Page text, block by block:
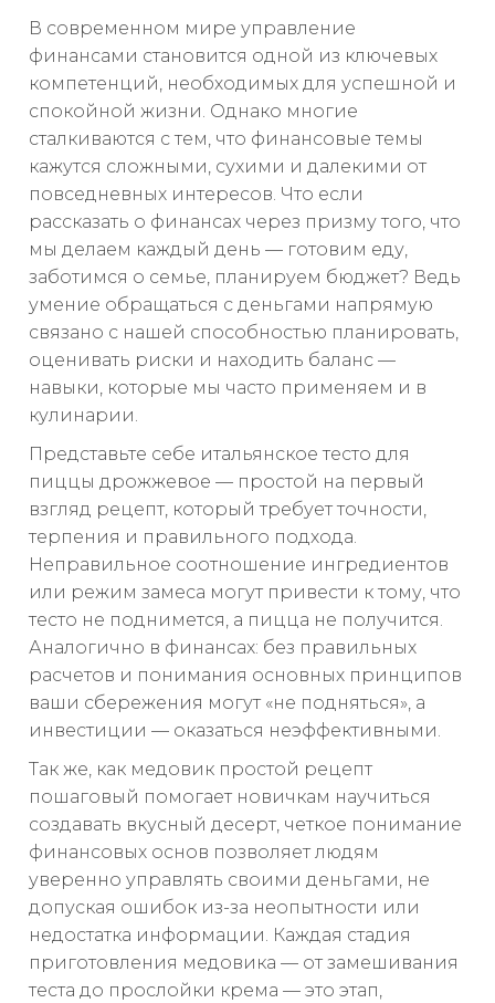
В современном мире управление
финансами становится одной из ключевых
компетенций, необходимых для успешной и
спокойной жизни. Однако многие
сталкиваются с тем, что финансовые темы
кажутся сложными, сухими и далекими от
повседневных интересов. Что если
рассказать о финансах через призму того, что
мы делаем каждый день — готовим еду,
заботимся о семье, планируем бюджет? Ведь
умение обращаться с деньгами напрямую
связано с нашей способностью планировать,
оценивать риски и находить баланс —
навыки, которые мы часто применяем и в
кулинарии.
Представьте себе итальянское тесто для
пиццы дрожжевое — простой на первый
взгляд рецепт, который требует точности,
терпения и правильного подхода.
Неправильное соотношение ингредиентов
или режим замеса могут привести к тому, что
тесто не поднимется, а пицца не получится.
Аналогично в финансах: без правильных
расчетов и понимания основных принципов
ваши сбережения могут «не подняться», а
инвестиции — оказаться неэффективными.
Так же, как медовик простой рецепт
пошаговый помогает новичкам научиться
создавать вкусный десерт, четкое понимание
финансовых основ позволяет людям
уверенно управлять своими деньгами, не
допуская ошибок из-за неопытности или
недостатка информации. Каждая стадия
приготовления медовика — от замешивания
теста до прослойки крема — это этап,